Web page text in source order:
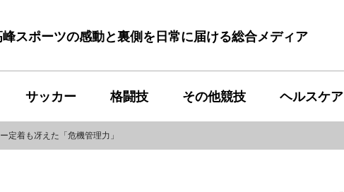
スポーツの感動と裏側を日常に届ける総合メディア
サッカー 格闘技 その他競技 ヘルスケア
着も冴えた「危機管理力」